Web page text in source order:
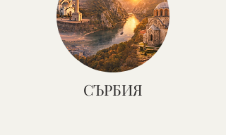
СЪРБИЯ